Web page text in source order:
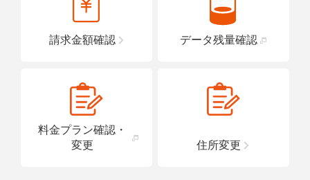
請求金額確認 データ残量確認
料金プラン確認・
変更
住所変更